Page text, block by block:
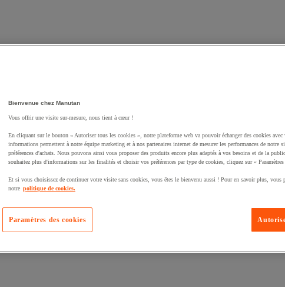
avez ajouté un produit à votre panier :
Bienvenue chez Manutan
Vous offrir une visite sur-mesure, nous tient à cœur !
En cliquant sur le bouton « Autoriser tous les cookies », notre plateforme web va pouvoir échanger des cookies avec
informations permettent à notre équipe marketing et à nos partenaires internet de mesurer les performances de notre
préférences d'achats. Nous pouvons ainsi vous proposer des produits encore plus adaptés à vos besoins et de la
souhaitez plus d'informations sur les finalités et choisir vos préférences par type de cookies, cliquez sur « Paramètres
Et si vous choisissez de continuer votre visite sans cookies, vous êtes le bienvenu aussi ! Pour en savoir plus, vous
notre politique de cookies.
Paramètres des cookies